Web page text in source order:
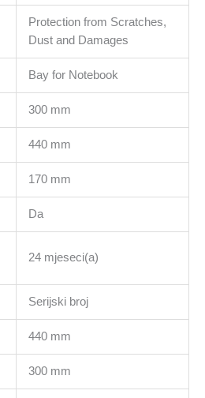
Protection from Scratches,
Dust and Damages
Bay for Notebook
300 mm
440 mm
170 mm
Da
24 mjeseci(a)
Serijski broj
440 mm
300 mm